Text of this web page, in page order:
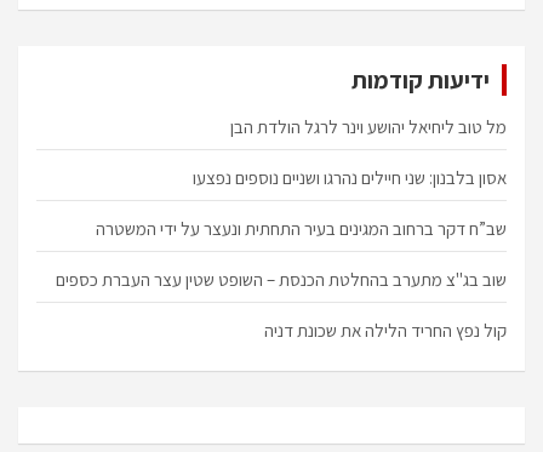
ידיעות קודמות
מל טוב ליחיאל יהושע וינר לרגל הולדת הבן
אסון בלבנון: שני חיילים נהרגו ושניים נוספים נפצעו
שב”ח דקר ברחוב המגינים בעיר התחתית ונעצר על ידי המשטרה
שוב בג"צ מתערב בהחלטת הכנסת – השופט שטין עצר העברת כספים
קול נפץ החריד הלילה את שכונת דניה